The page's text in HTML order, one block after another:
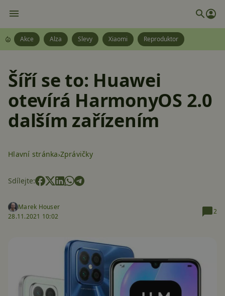
Akce Alza Slevy Xiaomi Reproduktor
Šíří se to: Huawei
otevírá HarmonyOS 2.0
dalším zařízením
Hlavní stránka Zprávičky
Sdílejte:
Marek Houser
28.11.2021 10:02
2